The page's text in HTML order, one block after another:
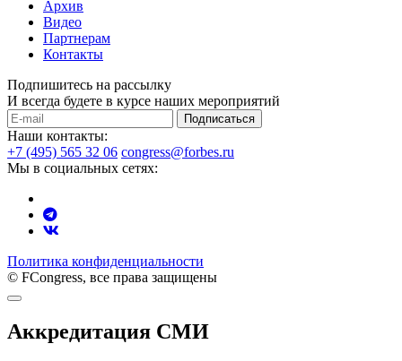
Архив
Видео
Партнерам
Контакты
Подпишитесь на рассылку
И всегда будете в курсе наших мероприятий
Подписаться
Наши контакты:
+7 (495) 565 32 06 congress@forbes.ru
Мы в социальных сетях:
Политика конфиденциальности
© FCongress, все права защищены
Аккредитация СМИ